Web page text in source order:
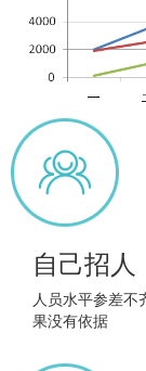
自己招人
人员水平参差
果没有依据